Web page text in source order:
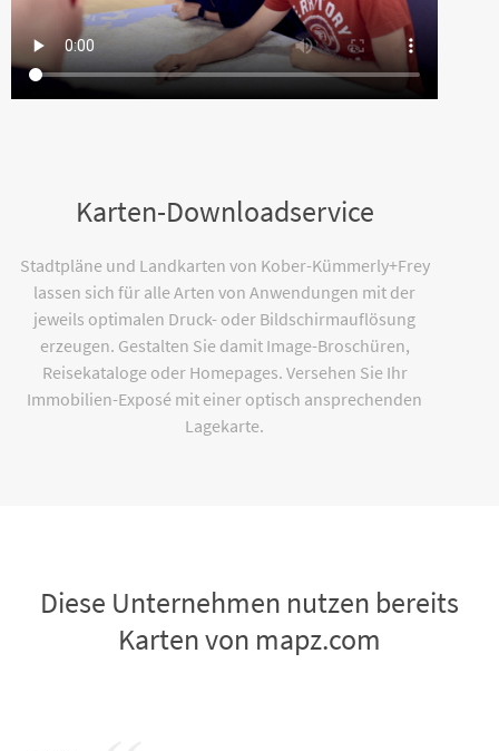
Karten-Downloadservice
Stadtpläne und Landkarten von Kober-Kümmerly+Frey
lassen sich für alle Arten von Anwendungen mit der
jeweils optimalen Druck- oder Bildschirmauflösung
erzeugen. Gestalten Sie damit Image-Broschüren,
Reisekataloge oder Homepages. Versehen Sie Ihr
Immobilien-Exposé mit einer optisch ansprechenden
Lagekarte.
Diese Unternehmen nutzen bereits
Karten von mapz.com